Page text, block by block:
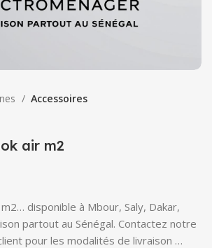
Accessoires
air m2
disponible à Mbour, Saly, Dakar,
partout au Sénégal. Contactez notre
pour les modalités de livraison …